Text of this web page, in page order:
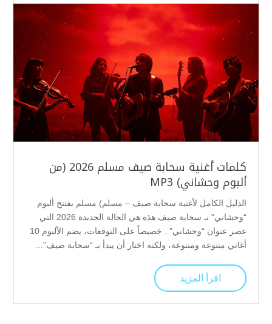
كلمات أغنية سحابة صيف مسلم 2026 (من
ألبوم وحشاني) MP3
الدليل الكامل لأغنية سحابة صيف – مسلم) مسلم يفتتح ألبوم
“وحشاني” بـ سحابة صيف هذه هي الحالة الجديدة 2026 التي
عصر عنوان “وحشاني” . خصيصاً على التوقعات، يضم الألبوم 10
أغاني متنوعة ومتنوعة، ولكنه اختار أن يبدأ بـ “سحابة صيف”...
اقرأ المزيد